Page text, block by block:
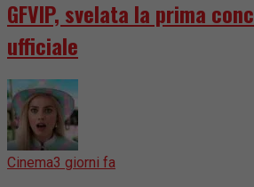
GFVIP, svelata la prima
ufficiale
Cinema3 giorni fa